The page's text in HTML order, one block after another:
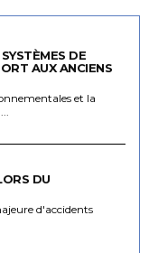
DE
AUX ANCIENS
et la
DU
d'accidents